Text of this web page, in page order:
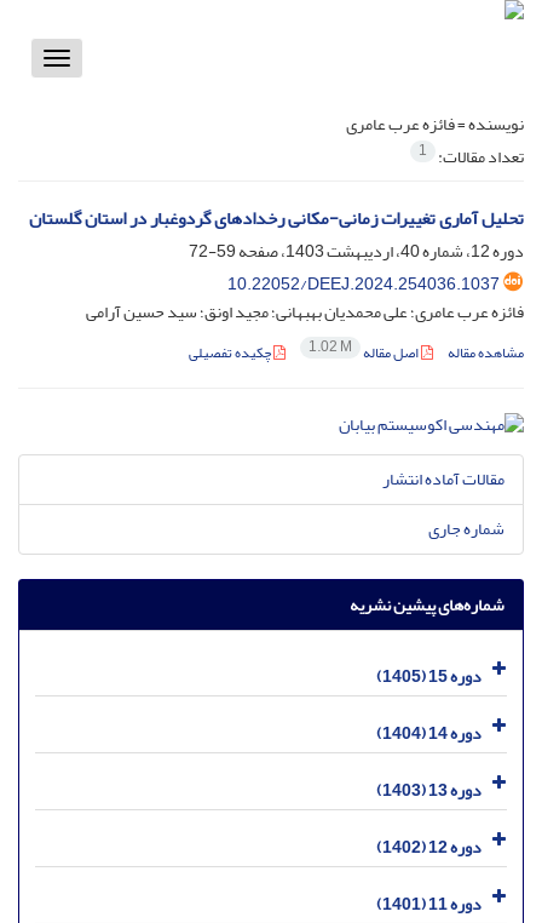
Toggle
نویسنده =فائزه عرب عامری
تعداد مقالات: 1
تحلیل آماری تغییرات زمانی-مکانی رخدادهای گردوغبار در استان گلستان
دوره 12، شماره 40، اردیبهشت 1403، صفحه
59-72
‎10.22052/DEEJ.2024.254036.1037
فائزه عرب عامری؛ علی محمدیان بهبهانی؛ مجید اونق؛ سید حسین آرامی
مشاهده مقاله اصل مقاله 1.02 M چکیده تفصیلی
مقالات آماده انتشار
شماره جاری
شماره‌های پیشین نشریه
دوره 15 (1405)
دوره 14 (1404)
دوره 13 (1403)
دوره 12 (1402)
دوره 11 (1401)